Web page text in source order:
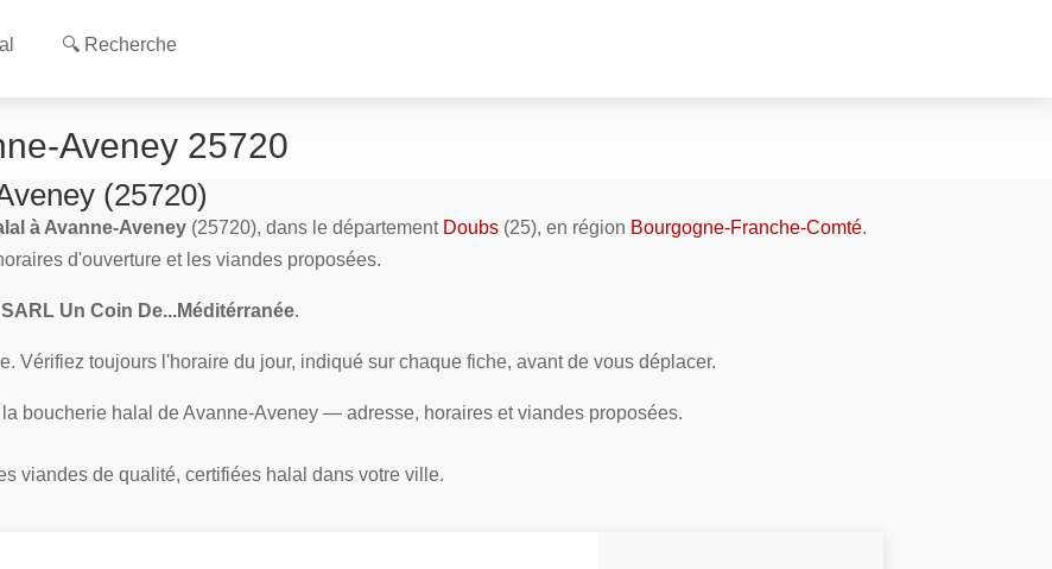
🔍 Recherche
Aveney 25720
(25720)
à Avanne-Aveney (25720), dans le département Doubs (25), en région Bourgogne-Franche-Comté.
d'ouverture et les viandes proposées.
SARL Un Coin De...Méditérranée.
Vérifiez toujours l'horaire du jour, indiqué sur chaque fiche, avant de vous déplacer.
boucherie halal de Avanne-Aveney — adresse, horaires et viandes proposées.
viandes de qualité, certifiées halal dans votre ville.